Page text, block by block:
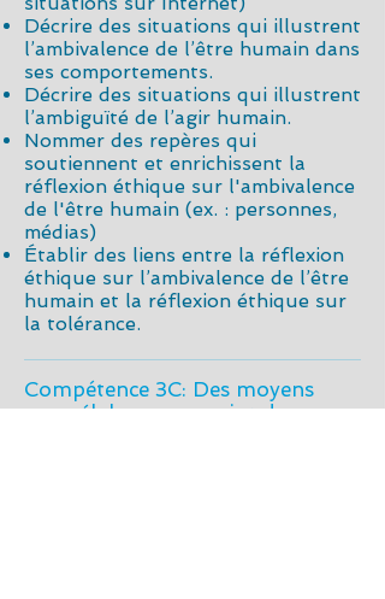
Décrire des situations qui illustrent
l’ambivalence de l’être humain dans
ses comportements.
Décrire des situations qui illustrent
l’ambiguïté de l’agir humain.
Nommer des repères qui
soutiennent et enrichissent la
réflexion éthique sur l'ambivalence
de l'être humain (ex. : personnes,
médias)
Établir des liens entre la réflexion
éthique sur l’ambivalence de l’être
humain et la réflexion éthique sur
la tolérance.
Compétence 3C: Des moyens
pour élaborer un point de vue